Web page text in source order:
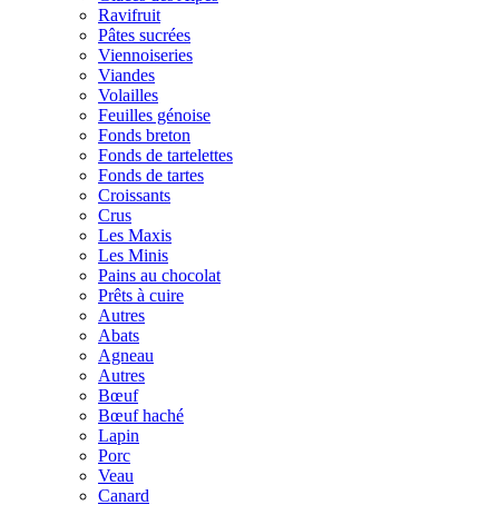
Ravifruit
Pâtes sucrées
Viennoiseries
Viandes
Volailles
Feuilles génoise
Fonds breton
Fonds de tartelettes
Fonds de tartes
Croissants
Crus
Les Maxis
Les Minis
Pains au chocolat
Prêts à cuire
Autres
Abats
Agneau
Autres
Bœuf
Bœuf haché
Lapin
Porc
Veau
Canard